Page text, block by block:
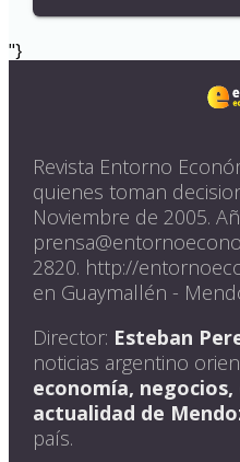
"}
Revista Entorno
quienes toman
Noviembre de 2005.
2820. http://
en Guaymallén -
Director: Esteban
noticias argentino
economía,
actualidad de
país.